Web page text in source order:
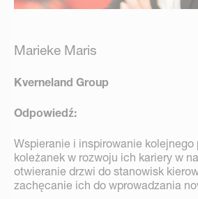
Marieke Maris
Kverneland Group
Odpowiedź:
Wspieranie i inspirowanie kolejnego
koleżanek w rozwoju ich kariery w
otwieranie drzwi do stanowisk
zachęcanie ich do wprowadzania